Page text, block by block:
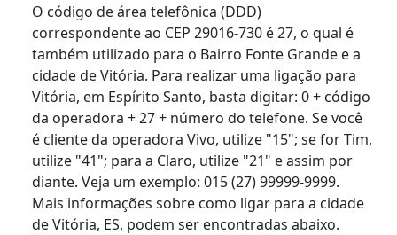
O código de área telefônica (DDD)
correspondente ao CEP 29016-730 é 27, o qual é
também utilizado para o Bairro Fonte Grande e a
cidade de Vitória. Para realizar uma ligação para
Vitória, em Espírito Santo, basta digitar: 0 + código
da operadora + 27 + número do telefone. Se você
é cliente da operadora Vivo, utilize "15"; se for Tim,
utilize "41"; para a Claro, utilize "21" e assim por
diante. Veja um exemplo: 015 (27) 99999-9999.
Mais informações sobre como ligar para a cidade
de Vitória, ES, podem ser encontradas abaixo.